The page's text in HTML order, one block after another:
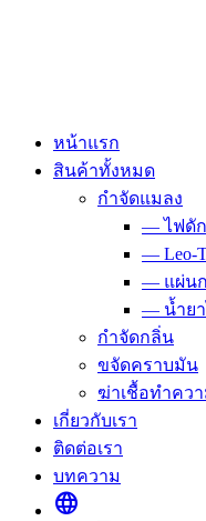
หน้าแรก
สินค้าทั้งหมด
กำจัดแมลง
— ไฟดั
— Leo-
— แผ่น
— น้ำย
กำจัดกลิ่น
ขจัดคราบมัน
ฆ่าเชื้อทำคว
เกี่ยวกับเรา
ติดต่อเรา
บทความ
language